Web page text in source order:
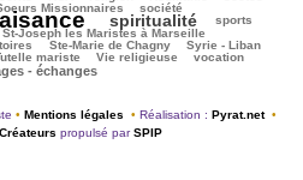
Missionnaires société
spiritualité sports
St-Joseph les Maristes à Marseille
Ste-Marie de Chagny Syrie - Liban
mariste Vie religieuse vocation
- échanges
• Mentions légales • Réalisation : Pyrat.net •
propulsé parSPIP